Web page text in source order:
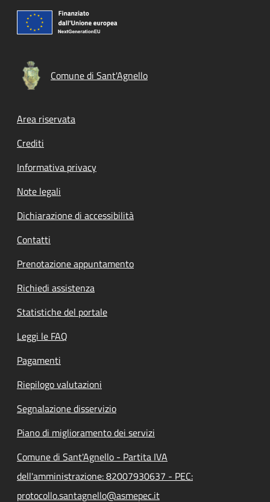
Comune di Sant'Agnello
Footer menu
Area riservata
Crediti
Informativa privacy
Note legali
Dichiarazione di accessibilità
Contatti
Prenotazione appuntamento
Richiedi assistenza
Statistiche del portale
Leggi le FAQ
Pagamenti
Riepilogo valutazioni
Segnalazione disservizio
Piano di miglioramento dei servizi
Comune di Sant'Agnello - Partita IVA
dell'amministrazione: 82007930637 - PEC:
protocollo.santagnello@asmepec.it